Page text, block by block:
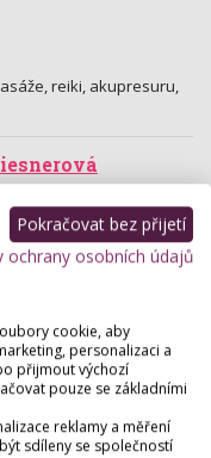
reiki, akupresuru,
péči,zaměřuji se na
Visage
Nad Mohelkou
Pokračovat bez přijetí
ochrany osobních údajů
cookie, aby
personalizaci a
přijmout výchozí
pouze se základními
reklamy a měření
sdíleny se společností